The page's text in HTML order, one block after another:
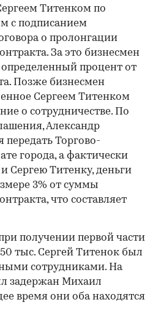
Титенком по
с подписанием
о пролонгации
За это бизнесмен
процент от
Позже бизнесмен
Сергеем Титенком
о сотрудничестве. По
Александр
передать Торгово-
города, а фактически
Сергею Титенку, деньги
3% от суммы
что составляет
получении первой части
тыс. Сергей Титенок был
сотрудниками. На
задержан Михаил
время они оба находятся